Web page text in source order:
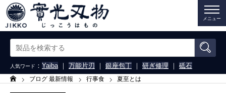
メニュー
人気ワード ： Yaiba｜ 万能片刃 ｜ 銀座包丁 ｜ 研ぎ修理 ｜ 砥石
ーム ブログ 最新情報 行事食 夏至とは